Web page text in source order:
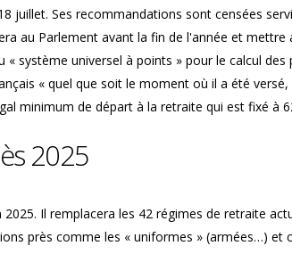
juillet. Ses recommandations sont censées
au Parlement avant la fin de l'année et mettre
« système universel à points » pour le calcul
« quel que soit le moment où il a été
minimum de départ à la retraite qui est fixé à
2025
Il remplacera les 42 régimes de retraite
près comme les « uniformes » (armées…) et